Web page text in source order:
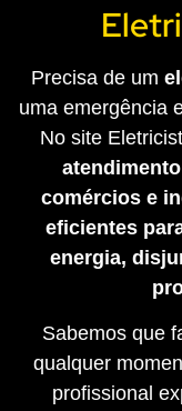
Precisa de um
uma emergência
No site
comércios e
eficientes
energia,
Sabemos que
qualquer
profissional